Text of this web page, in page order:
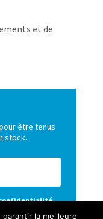
et de
être tenus
stock.
la meilleure